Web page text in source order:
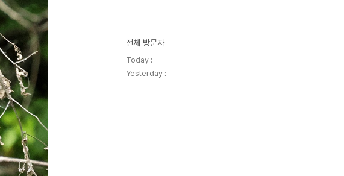
전체 방문자
Today :
Yesterday :